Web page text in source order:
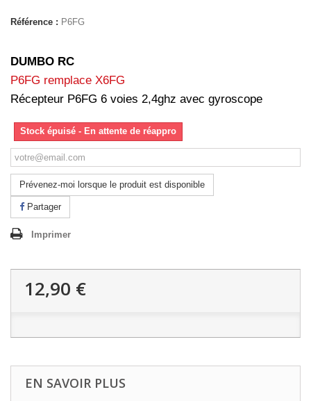
Référence : P6FG
DUMBO RC
P6FG remplace X6FG
Récepteur P6FG 6 voies 2,4ghz avec gyroscope
Stock épuisé - En attente de réappro
Prévenez-moi lorsque le produit est disponible
Partager
Imprimer
12,90 €
EN SAVOIR PLUS